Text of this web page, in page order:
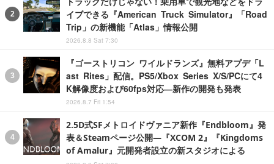
イブできる『American Truck Simulator』「Road
Trip」の新機能「Atlas」情報公開
2026.8.8 Sat 7:30
『ゴーストリコン ワイルドランズ』無料アプデ「L
ast Rites」配信。PS5/Xbox Series X/S/PCにて4
K解像度および60fps対応―新作の開発も発表
2026.8.7 Fri 1:54
2.5D式SFメトロイドヴァニア新作『Endbloom』発
表＆Steamページ公開―『XCOM 2』『Kingdoms
of Amalur』元開発者設立の新スタジオによる